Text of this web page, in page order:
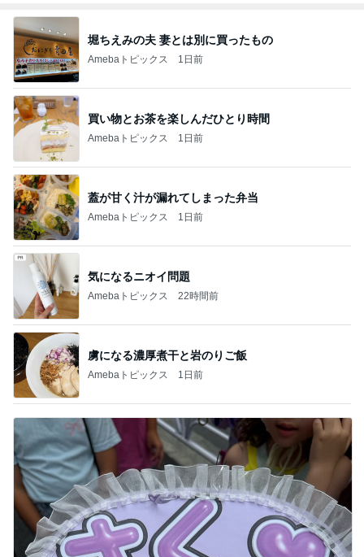
堀ちえみの夫 妻とは別に買ったもの
Amebaトピックス 1日前
買い物とお茶を楽しんだひとり時間
Amebaトピックス 1日前
蓋が甘く汁が漏れてしまった弁当
Amebaトピックス 1日前
気になるニオイ問題
Amebaトピックス 22時間前
虜になる濃厚煮干と岩のりご飯
Amebaトピックス 1日前